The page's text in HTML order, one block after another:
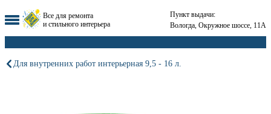
Все для ремонта
и стильного интерьера
Пункт выдачи:
Вологда, Окружное шоссе, 11А
Для внутренних работ интерьерная 9,5 - 16 л.